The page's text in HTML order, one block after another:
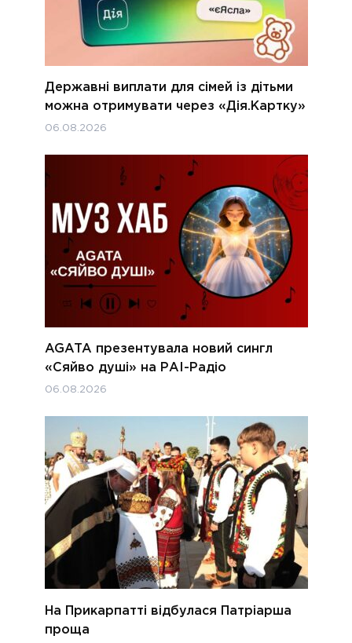
Державні виплати для сімей із дітьми
можна отримувати через «Дія.Картку»
06.08.2026
AGATA презентувала новий сингл
«Сяйво душі» на РАІ-Радіо
06.08.2026
На Прикарпатті відбулася Патріарша
проща